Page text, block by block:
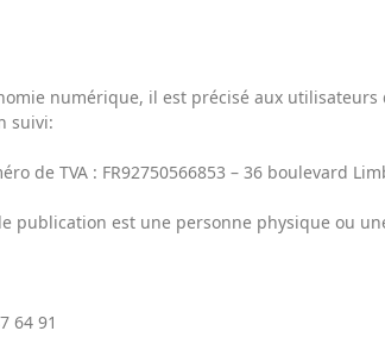
numérique, il est précisé aux
suivi:
de TVA : FR92750566853 – 36 boulevard
publication est une personne physique ou
64 91